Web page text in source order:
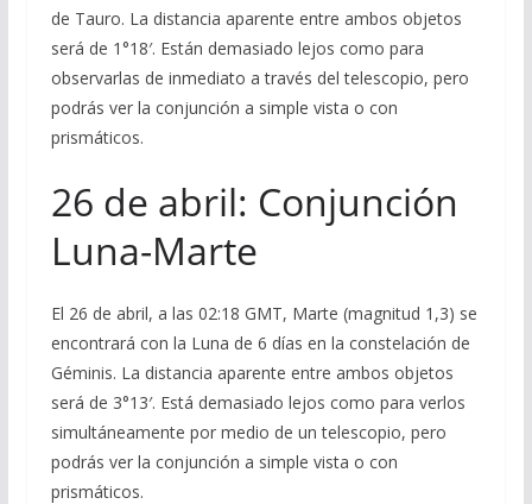
de Tauro. La distancia aparente entre ambos objetos
será de 1°18′. Están demasiado lejos como para
observarlas de inmediato a través del telescopio, pero
podrás ver la conjunción a simple vista o con
prismáticos.
26 de abril: Conjunción
Luna-Marte
El 26 de abril, a las 02:18 GMT, Marte (magnitud 1,3) se
encontrará con la Luna de 6 días en la constelación de
Géminis. La distancia aparente entre ambos objetos
será de 3°13′. Está demasiado lejos como para verlos
simultáneamente por medio de un telescopio, pero
podrás ver la conjunción a simple vista o con
prismáticos.